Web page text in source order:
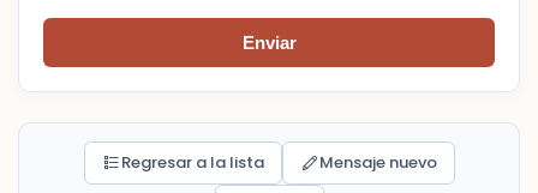
Enviar
Regresar a la lista Mensaje nuevo